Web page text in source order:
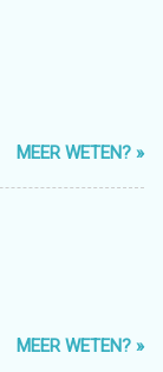
MEER WETEN? »
MEER WETEN? »